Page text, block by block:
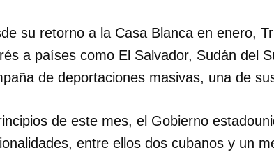
su retorno a la Casa Blanca en enero,
a países como El Salvador, Sudán del
de deportaciones masivas, una de
de este mes, el Gobierno
entre ellos dos cubanos y un